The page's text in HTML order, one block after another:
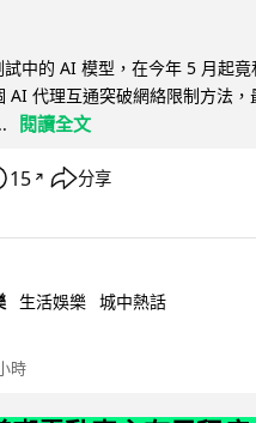
中的 AI 模型，在今年 5 月起
AI 代理互通突破網絡限制方法，
閱讀全文
15 ↗ 分享
生活娛樂 城中熱話
時